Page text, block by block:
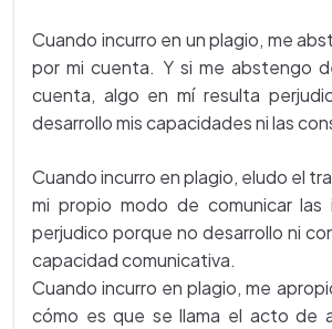
Cuando incurro en un plagio, me
por mi cuenta. Y si me abstengo
cuenta, algo en mí resulta
desarrollo mis capacidades ni las
Cuando incurro en plagio, eludo el
mi propio modo de comunicar las
perjudico porque no desarrollo ni
capacidad comunicativa.
Cuando incurro en plagio, me
cómo es que se llama el acto de